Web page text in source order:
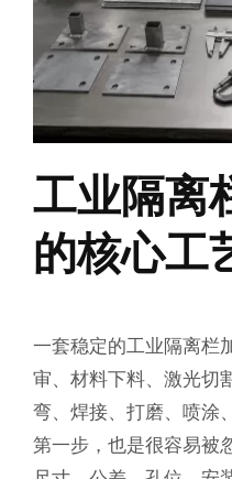
工业隔离
的核心工
一套稳定的工业隔离栏
审、材料下料、激光切
弯、焊接、打磨、喷涂
第一步，也是很容易被